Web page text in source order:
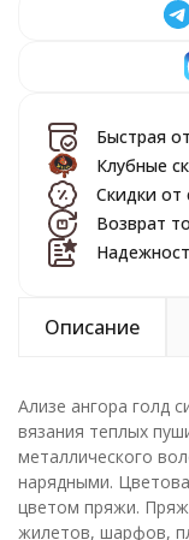
Быстрая
Клубные
Скидки от
Возврат
Описание
Ализе ангора голд
вязания теплых
металлического
нарядными.
цветом пряжи.
жилетов, шарфов,